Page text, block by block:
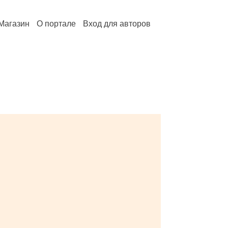
О портале Вход для авторов